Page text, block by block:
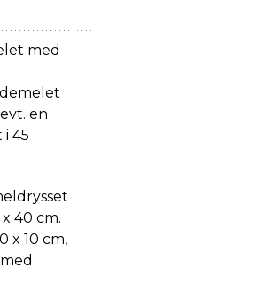
med
en
45
40 cm.
x 10 cm,